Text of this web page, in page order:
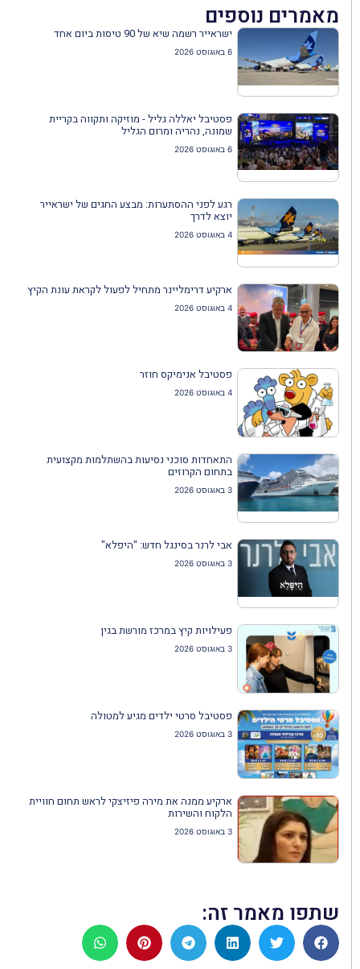
מאמרים נוספים
ישראייר רשמה שיא של 90 טיסות ביום אחד
6 באוגוסט 2026
פסטיבל יאללה גליל - מוזיקה ותקווה בקריית
שמונה, נהריה ומרום הגליל
6 באוגוסט 2026
רגע לפני ההסתערות: מבצע החגים של ישראייר
יוצא לדרך
4 באוגוסט 2026
ארקיע דרימליינר מתחיל לפעול לקראת עונת הקיץ
4 באוגוסט 2026
פסטיבל אנימיקס חוזר
4 באוגוסט 2026
התאחדות סוכני נסיעות בהשתלמות מקצועית
בתחום הקרוזים
3 באוגוסט 2026
אבי לרנר בסינגל חדש: "היפלא"
3 באוגוסט 2026
פעילויות קיץ במרכז מורשת בגין
3 באוגוסט 2026
פסטיבל סרטי ילדים מגיע למטולה
3 באוגוסט 2026
ארקיע ממנה את מירה פיזיצקי לראש תחום חוויית
הלקוח והשירות
3 באוגוסט 2026
שתפו מאמר זה: